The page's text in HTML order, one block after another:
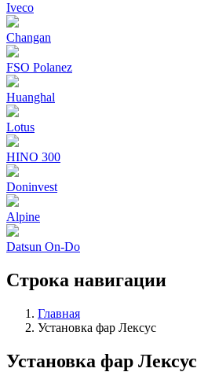
Iveco
Changan
FSO Polanez
Huanghal
Lotus
HINO 300
Doninvest
Alpine
Datsun On-Do
Строка навигации
Главная
Установка фар Лексус
Установка фар Лексус